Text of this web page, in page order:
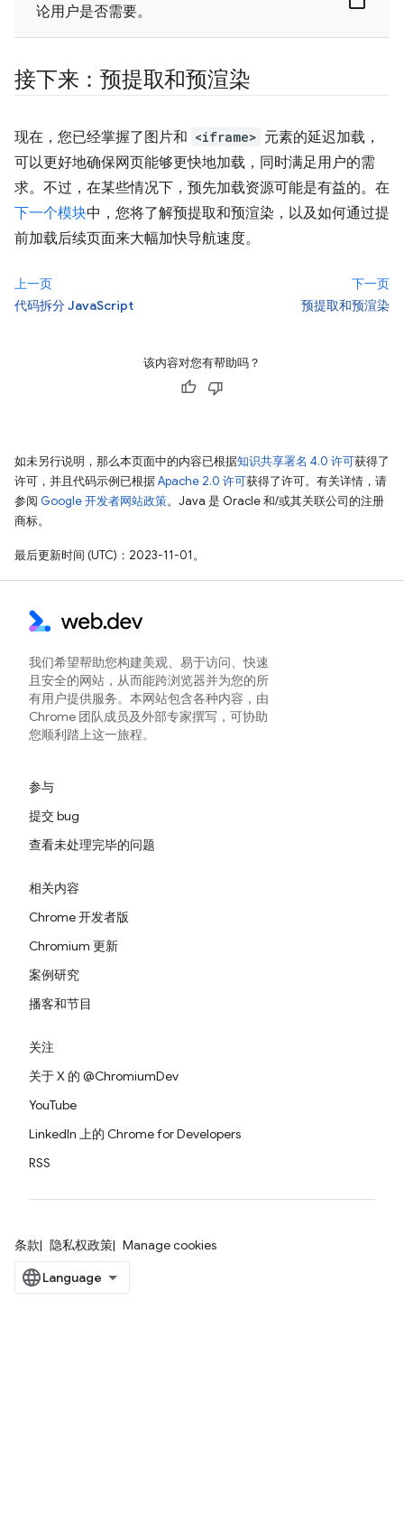
论用户是否需要。
接下来：预提取和预渲染
现在，您已经掌握了图片和 <iframe> 元素的延迟加载，
可以更好地确保网页能够更快地加载，同时满足用户的需
求。不过，在某些情况下，预先加载资源可能是有益的。在
下一个模块中，您将了解预提取和预渲染，以及如何通过提
前加载后续页面来大幅加快导航速度。
上一页
代码拆分 JavaScript
下一页
预提取和预渲染
该内容对您有帮助吗？
如未另行说明，那么本页面中的内容已根据知识共享署名 4.0 许可获得了
许可，并且代码示例已根据Apache 2.0 许可获得了许可。有关详情，请
参阅 Google 开发者网站政策。Java 是 Oracle 和/或其关联公司的注册
商标。
最后更新时间 (UTC)：2023-11-01。
我们希望帮助您构建美观、易于访问、快速
且安全的网站，从而能跨浏览器并为您的所
有用户提供服务。本网站包含各种内容，由
Chrome 团队成员及外部专家撰写，可协助
您顺利踏上这一旅程。
参与
提交 bug
查看未处理完毕的问题
相关内容
Chrome 开发者版
Chromium 更新
案例研究
播客和节目
关注
关于 X 的 @ChromiumDev
YouTube
LinkedIn 上的 Chrome for Developers
RSS
条款 隐私权政策 Manage cookies